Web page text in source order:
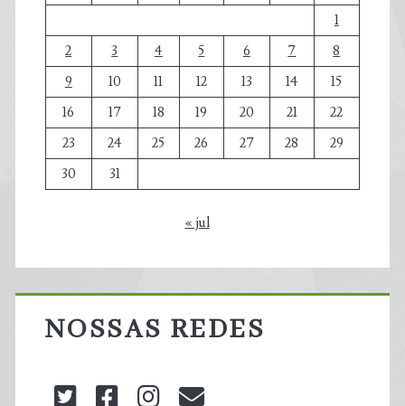
1
2
3 4 5 6 7
8
9
10 11 12 13 14
15
16
17 18 19 20 21
22
23
24 25 26 27 28
29
30
31
« jul
NOSSAS REDES
twitterfacebookinstagram